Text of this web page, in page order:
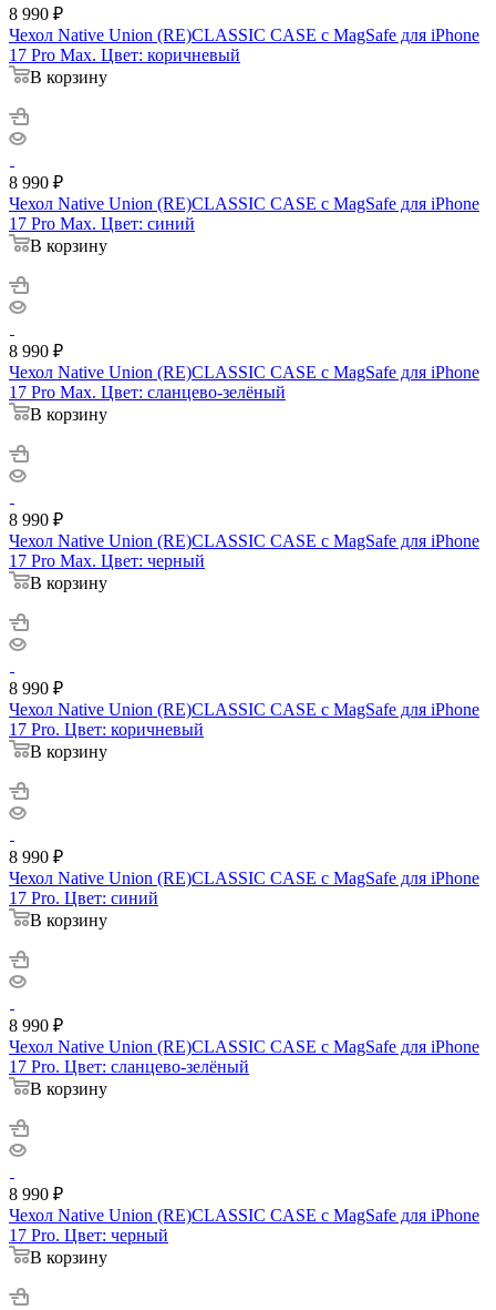
8 990 ₽
Чехол Native Union (RE)CLASSIC CASE с MagSafe для iPhone
17 Pro Max. Цвет: коричневый
В корзину
8 990 ₽
Чехол Native Union (RE)CLASSIC CASE с MagSafe для iPhone
17 Pro Max. Цвет: синий
В корзину
8 990 ₽
Чехол Native Union (RE)CLASSIC CASE с MagSafe для iPhone
17 Pro Max. Цвет: сланцево-зелёный
В корзину
8 990 ₽
Чехол Native Union (RE)CLASSIC CASE с MagSafe для iPhone
17 Pro Max. Цвет: черный
В корзину
8 990 ₽
Чехол Native Union (RE)CLASSIC CASE с MagSafe для iPhone
17 Pro. Цвет: коричневый
В корзину
8 990 ₽
Чехол Native Union (RE)CLASSIC CASE с MagSafe для iPhone
17 Pro. Цвет: синий
В корзину
8 990 ₽
Чехол Native Union (RE)CLASSIC CASE с MagSafe для iPhone
17 Pro. Цвет: сланцево-зелёный
В корзину
8 990 ₽
Чехол Native Union (RE)CLASSIC CASE с MagSafe для iPhone
17 Pro. Цвет: черный
В корзину